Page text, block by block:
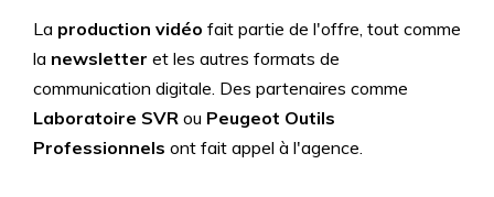
La production vidéo fait partie de l'offre, tout comme
la newsletter et les autres formats de
communication digitale. Des partenaires comme
Laboratoire SVR ou Peugeot Outils
Professionnels ont fait appel à l'agence.